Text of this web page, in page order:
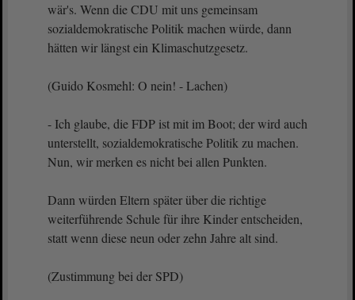
wär's. Wenn die CDU mit uns gemeinsam
sozialdemokratische Politik machen würde, dann
hätten wir längst ein Klimaschutzgesetz.
(Guido Kosmehl: O nein! - Lachen)
- Ich glaube, die FDP ist mit im Boot; der wird auch
unterstellt, sozialdemokratische Politik zu machen.
Nun, wir merken es nicht bei allen Punkten.
Dann würden Eltern später über die richtige
weiterführende Schule für ihre Kinder entscheiden,
statt wenn diese neun oder zehn Jahre alt sind.
(Zustimmung bei der SPD)